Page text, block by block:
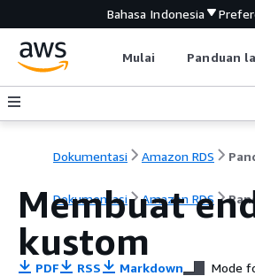
Bahasa Indonesia
Mulai Panduan
Dokumentasi Amazon RDS
Dokumentasi Amazon RDS
Membuat
kustom
PDF RSS Markdown Mode